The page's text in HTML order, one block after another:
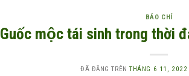
BÁO CHÍ
Guốc mộc tái sinh trong thời
ĐÃ ĐĂNG TRÊNTHÁNG 6 11, 2022